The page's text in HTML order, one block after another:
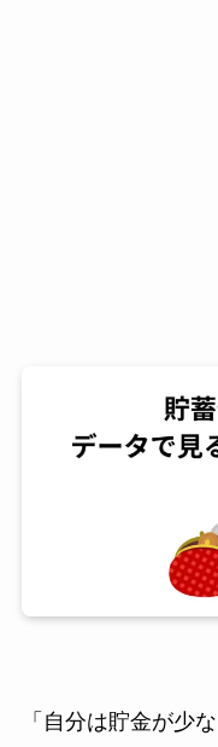
「自分は貯金が少